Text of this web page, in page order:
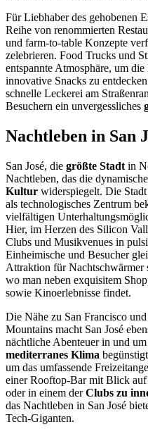
Für Liebhaber des gehobenen
Reihe von renommierten
und farm-to-table Konzepte
zelebrieren. Food Trucks und
entspannte Atmosphäre, um
innovative Snacks zu
schnelle Leckerei am
Besuchern ein unvergessliches
Nachtleben in San
San José, die größte Stadt in
Nachtleben, das die
Kultur widerspiegelt. Die
als technologisches Zentrum
vielfältigen
Hier, im Herzen des Silicon
Clubs und Musikvenues in
Einheimische und Besucher
Attraktion für Nachtschwärmer
wo man neben exquisitem
sowie Kinoerlebnisse findet.
Die Nähe zu San Francisco
Mountains macht San José
nächtliche Abenteuer in und
mediterranes Klima
um das umfassende
einer Rooftop-Bar mit Blick
oder in einem derClubs zu
das Nachtleben in San José
Tech-Giganten.